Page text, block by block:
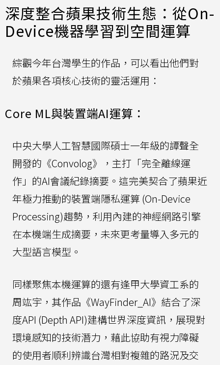
深度整合蘋果技術生態：從On-
Device機器學習到空間運算
綜觀今年台灣學生的作品，可以看出他們對
於蘋果各項核心技術的靈活運用：
Core ML與裝置端AI運算：
中央大學人工智慧國際碩士一年級的譚聲全
開發的《Convolog》，主打「完全離線運
作」的AI會議紀錄摘要。這完美契合了蘋果近
年極力推動的裝置端隱私運算 (On-Device
Processing)趨勢，利用內建的神經網路引擎
在本機端生成摘要，未來更考量導入多元的
大型語言模型。
同樣聚焦本機運算的還有逢甲大學資工系的
周竑宇，其作品《WayFinder_AI》結合了深
度API (Depth API)建構世界深度資訊，展現對
環境感知的技術潛力，藉此協助有視力障礙
的使用者順利辨識台灣相對複雜的路況及交